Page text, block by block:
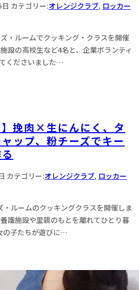
カテゴリー:オレンジクラブ, ロッカー
・ルームでクッキング・クラスを開催
設の高校生など4名と、企業ボランティ
くださいました…
】挽肉×生にんにく、タ
ップ、粉チーズでキー
カテゴリー:オレンジクラブ, ロッカー
・ルームのクッキングクラスを開催しま
護施設や里親のもとを離れてひとり暮
の子たちが遊びに…